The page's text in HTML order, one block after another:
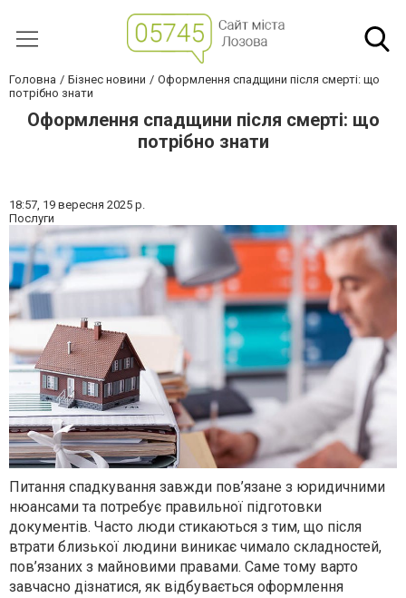
Головна Бізнес новини
Оформлення спадщини після смерті: що
потрібно знати
Оформлення спадщини після смерті: що
потрібно знати
18:57, 19 вересня 2025 р.
Послуги
Питання спадкування завжди пов’язане з юридичними
нюансами та потребує правильної підготовки
документів. Часто люди стикаються з тим, що після
втрати близької людини виникає чимало складностей,
пов’язаних з майновими правами. Саме тому варто
завчасно дізнатися, як відбувається оформлення